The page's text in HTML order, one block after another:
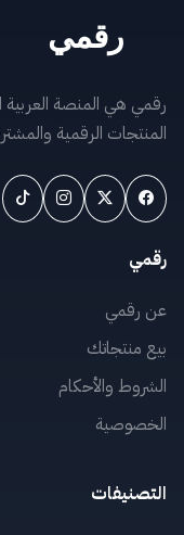
رقمي هي المنصة العربية
المنتجات الرقمية
رقمي
عن رقمي
بيع منتجاتك
الشروط والأحكام
الخصوصية
التصنيفات